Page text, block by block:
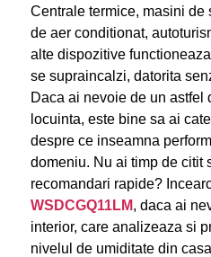
Centrale termice, masini de
de aer conditionat,
alte dispozitive
se supraincalzi, datorita
Daca ai nevoie de un astfel
locuinta, este bine sa ai
despre ce inseamna
domeniu. Nu ai timp de citit
recomandari rapide?
WSDCGQ11LM, daca ai
interior, care analizeaza si
nivelul de umiditate din